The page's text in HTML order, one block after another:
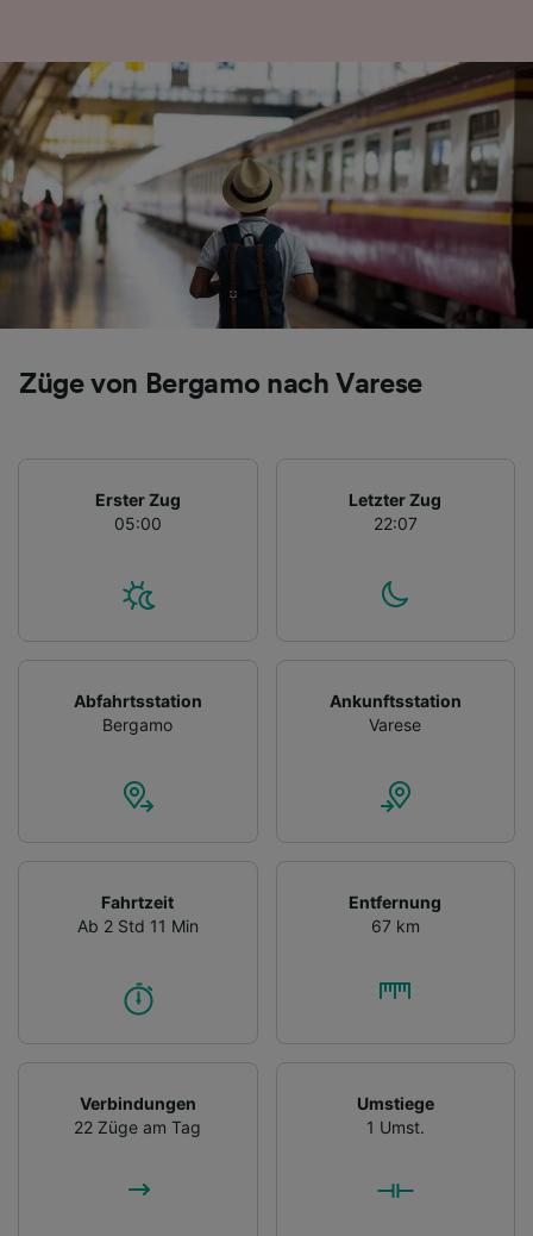
Züge von Bergamo nach Varese
Erster Zug
05:00
Letzter Zug
22:07
Abfahrtsstation
Bergamo
Ankunftsstation
Varese
Fahrtzeit
Ab 2 Std 11 Min
Entfernung
67 km
Verbindungen
22 Züge am Tag
Umstiege
1 Umst.
Endgeräteeigenschaften zur Identifikation
aktiv abfragen. Speichern von oder Zugriff auf
Informationen auf einem Endgerät.
Personalisierte Werbung und Inhalte, Messung
von Werbeleistung und der Performance von
Inhalten, Zielgruppenforschung sowie
Entwicklung und Verbesserung von
Angeboten.
Liste der Partner (Lieferanten)